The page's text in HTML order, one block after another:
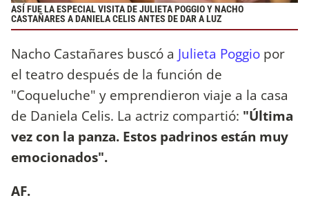
ASÍ FUE LA ESPECIAL VISITA DE JULIETA POGGIO Y NACHO
CASTAÑARES A DANIELA CELIS ANTES DE DAR A LUZ
Nacho Castañares buscó a Julieta Poggio por
el teatro después de la función de
"Coqueluche" y emprendieron viaje a la casa
de Daniela Celis. La actriz compartió: "Última
vez con la panza. Estos padrinos están muy
emocionados".
AF.